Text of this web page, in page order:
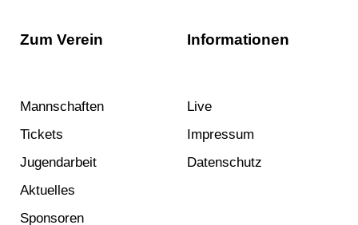
Zum Verein
Mannschaften
Tickets
Jugendarbeit
Aktuelles
Sponsoren
Informationen
Live
Impressum
Datenschutz